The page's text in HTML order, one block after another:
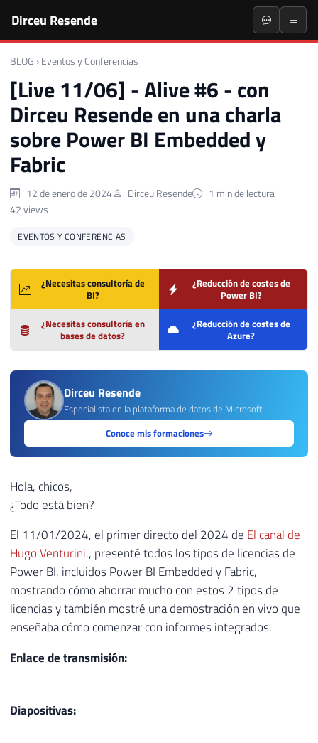
Dirceu Resende
BLOG › Eventos y Conferencias
[Live 11/06] - Alive #6 - con
Dirceu Resende en una charla
sobre Power BI Embedded y
Fabric
12 de enero de 2024 Dirceu Resende
1 min de lectura
42 views
EVENTOS Y CONFERENCIAS
¿Necesitas consultoría de
BI?
¿Reducción de costes de
Power BI?
¿Necesitas consultoría en
bases de datos?
¿Reducción de costes de
Azure?
Dirceu Resende
Especialista en la plataforma de datos de Microsoft
Conoce mis formaciones
Hola, chicos,
¿Todo está bien?
El 11/01/2024, el primer directo del 2024 de El canal de
Hugo Venturini., presenté todos los tipos de licencias de
Power BI, incluidos Power BI Embedded y Fabric,
mostrando cómo ahorrar mucho con estos 2 tipos de
licencias y también mostré una demostración en vivo que
enseñaba cómo comenzar con informes integrados.
Enlace de transmisión:
Diapositivas: